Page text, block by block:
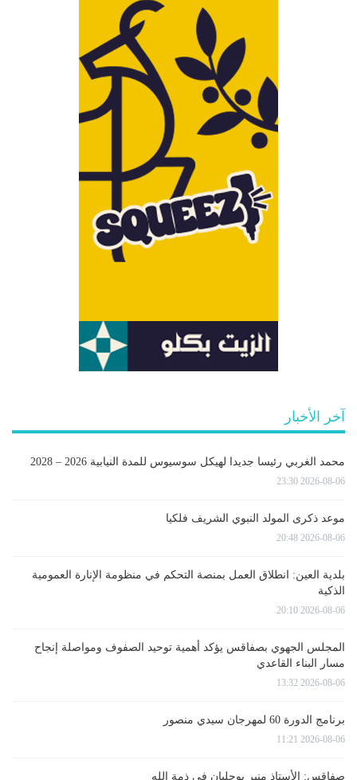
آخر الأخبار
محمد الغربي رئيسا جديدا لهيكل سوسيوس للمدة النيابية 2026 – 2028
2026-08-06 23:30
موعد ذكرى المولد النبوي الشريف فلكيا
2026-08-06 20:48
بلدية العين: انطلاق العمل بمنصة التحكم في منظومة الإنارة العمومية
الذكية
2026-08-06 20:10
المجلس الجهوي بصفاقس يؤكد أهمية توحيد الصفوف ومواصلة إنجاح
مسار البناء القاعدي
2026-08-06 13:32
برنامج الدورة 60 لمهرجان سيدي منصور
2026-08-06 11:21
صفاقس: الأستاذ منير بوجلبان في ذمة الله